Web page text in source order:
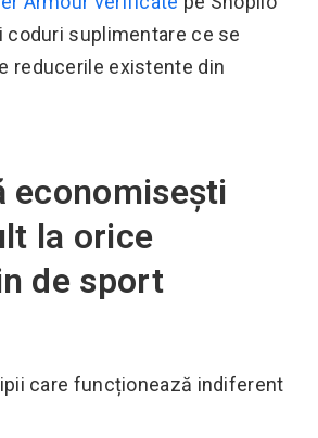
coduri suplimentare ce se
reducerile existente din
economisești
la orice
de sport
care funcționează indiferent